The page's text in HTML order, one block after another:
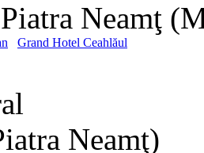
Neamţ
Grand Hotel Ceahlăul
Neamţ)